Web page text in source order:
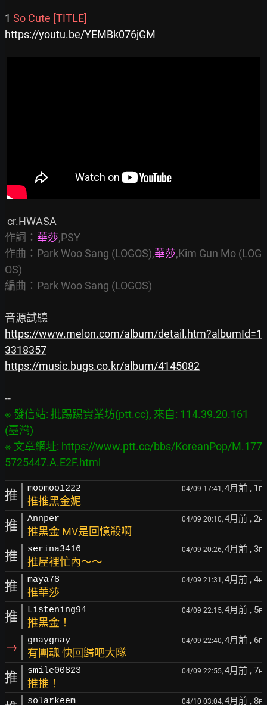
1 So Cute [TITLE]
https://youtu.be/YEMBk076jGM
作詞： 華莎,PSY
作曲：Park Woo Sang (LOGOS),華莎,Kim Gun Mo (LOG
OS)
編曲：Park Woo Sang (LOGOS)
https://www.melon.com/album/detail.htm?albumId=1
3318357
https://music.bugs.co.kr/album/4145082
※ 發信站: 批踢踢實業坊(ptt.cc), 來自: 114.39.20.161
(臺灣)
※ 文章網址: https://www.ptt.cc/bbs/KoreanPop/M.177
5725447.A.E2F.html
推 moomoo1222 04/09 17:41, 4月前 , 1 F
推推黑金妮
推 Annper 04/09 20:10, 4月前 , 2F
推黑金 MV是回憶殺啊
推 serina3416 04/09 20:26, 4月前 , 3F
推屋裡忙內～～
推 maya78 04/09 21:31, 4月前 , 4F
推華莎
推 Listening94 04/09 22:15, 4月前 , 5F
推黑金！
→ gnaygnay 04/09 22:40, 4月前 , 6F
有團魂 快回歸吧大隊
推 smile00823 04/09 22:55, 4月前 , 7F
推推！
solarkeem 04/10 03:04, 4月前 , 8F